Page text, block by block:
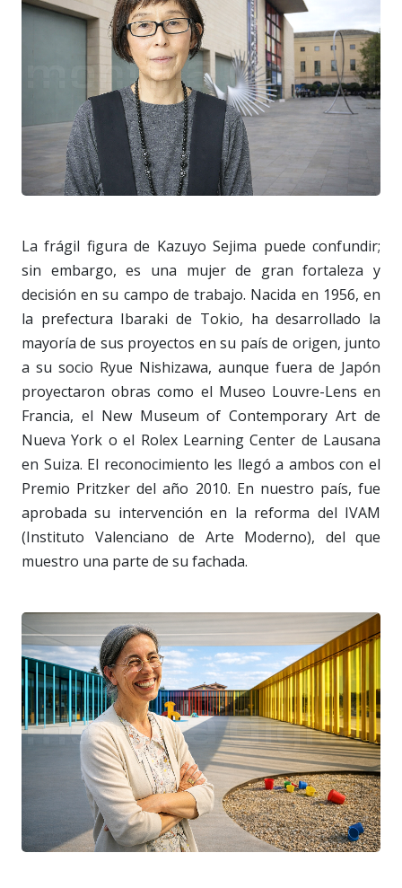
La frágil figura de Kazuyo Sejima puede confundir;
sin embargo, es una mujer de gran fortaleza y
decisión en su campo de trabajo. Nacida en 1956, en
la prefectura Ibaraki de Tokio, ha desarrollado la
mayoría de sus proyectos en su país de origen, junto
a su socio Ryue Nishizawa, aunque fuera de Japón
proyectaron obras como el Museo Louvre-Lens en
Francia, el New Museum of Contemporary Art de
Nueva York o el Rolex Learning Center de Lausana
en Suiza. El reconocimiento les llegó a ambos con el
Premio Pritzker del año 2010. En nuestro país, fue
aprobada su intervención en la reforma del IVAM
(Instituto Valenciano de Arte Moderno), del que
muestro una parte de su fachada.